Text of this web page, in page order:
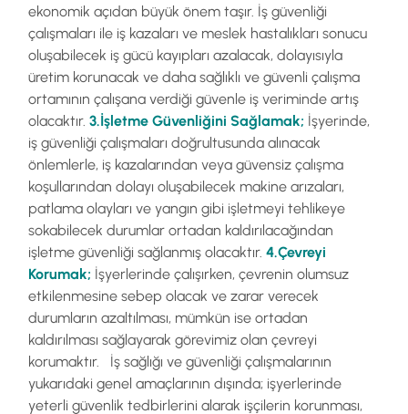
ekonomik açıdan büyük önem taşır. İş güvenliği
çalışmaları ile iş kazaları ve meslek hastalıkları sonucu
oluşabilecek iş gücü kayıpları azalacak, dolayısıyla
üretim korunacak ve daha sağlıklı ve güvenli çalışma
ortamının çalışana verdiği güvenle iş veriminde artış
olacaktır. 3.İşletme Güvenliğini Sağlamak; İşyerinde,
iş güvenliği çalışmaları doğrultusunda alınacak
önlemlerle, iş kazalarından veya güvensiz çalışma
koşullarından dolayı oluşabilecek makine arızaları,
patlama olayları ve yangın gibi işletmeyi tehlikeye
sokabilecek durumlar ortadan kaldırılacağından
işletme güvenliği sağlanmış olacaktır. 4.Çevreyi
Korumak; İşyerlerinde çalışırken, çevrenin olumsuz
etkilenmesine sebep olacak ve zarar verecek
durumların azaltılması, mümkün ise ortadan
kaldırılması sağlayarak görevimiz olan çevreyi
korumaktır. İş sağlığı ve güvenliği çalışmalarının
yukarıdaki genel amaçlarının dışında; işyerlerinde
yeterli güvenlik tedbirlerini alarak işçilerin korunması,